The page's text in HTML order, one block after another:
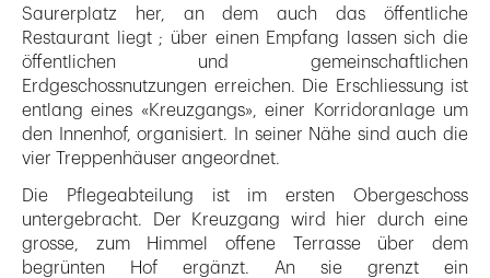
Saurerplatz her, an dem auch das öffentliche
Restaurant liegt ; über einen Empfang lassen sich die
öffentlichen und gemeinschaftlichen
Erdgeschossnutzungen erreichen. Die Erschliessung ist
entlang eines «Kreuzgangs», einer Korridoranlage um
den Innenhof, organisiert. In seiner Nähe sind auch die
vier Treppenhäuser angeordnet.
Die Pflegeabteilung ist im ersten Obergeschoss
untergebracht. Der Kreuzgang wird hier durch eine
grosse, zum Himmel offene Terrasse über dem
begrünten Hof ergänzt. An sie grenzt ein